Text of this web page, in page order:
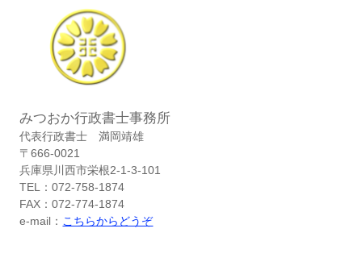
みつおか行政書士事務所
代表行政書士 満岡靖雄
〒666-0021
兵庫県川西市栄根2-1-3-101
TEL：072-758-1874
FAX：072-774-1874
e-mail： こちらからどうぞ